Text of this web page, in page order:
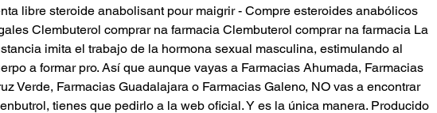
libre steroide anabolisant pour maigrir - Compre esteroides anabólicos
Clembuterol comprar na farmacia Clembuterol comprar na farmacia La
imita el trabajo de la hormona sexual masculina, estimulando al
a formar pro. Así que aunque vayas a Farmacias Ahumada, Farmacias
Verde, Farmacias Guadalajara o Farmacias Galeno, NO vas a encontrar
tienes que pedirlo a la web oficial. Y es la única manera. Producido